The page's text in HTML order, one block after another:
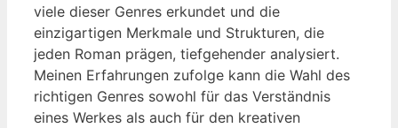
viele dieser Genres erkundet und die
einzigartigen Merkmale und Strukturen, die
jeden Roman prägen, tiefgehender analysiert.
Meinen Erfahrungen zufolge kann die Wahl des
richtigen Genres sowohl für das Verständnis
eines Werkes als auch für den kreativen